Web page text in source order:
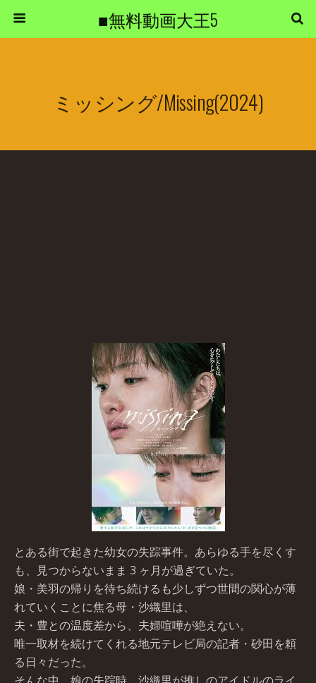
■無料動画大王5
ミッシング/Missing(2024)
とある街で起きた幼女の失踪事件。あらゆる手を尽くす
も、見つからないまま 3 ヶ月が過ぎていた。
娘・美羽の帰りを待ち続けるも少しずつ世間の関心が薄
れていくことに焦る母・沙織里は、
夫・豊との温度差から、夫婦喧嘩が絶えない。
唯一取材を続けてくれる地元テレビ局の記者・砂田を頼
る日々だった。